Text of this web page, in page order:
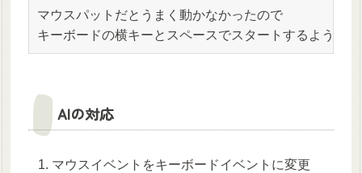
マウスパットだとうまく動かなかったので
キーボードの横キーとスペースでスタートするように
AIの対応
マウスイベントをキーボードイベントに変更